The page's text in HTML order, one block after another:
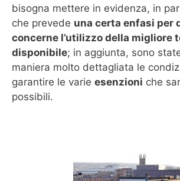
bisogna mettere in evidenza, in
che prevede una certa enfasi per
concerne l’utilizzo della migliore
disponibile; in aggiunta, sono
maniera molto dettagliata le
garantire le varie esenzioni che
possibili.